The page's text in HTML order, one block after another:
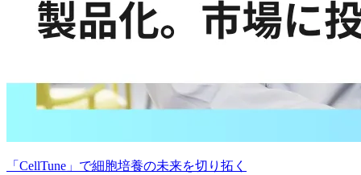
「CellTune」で細胞培養の未来を切り拓く